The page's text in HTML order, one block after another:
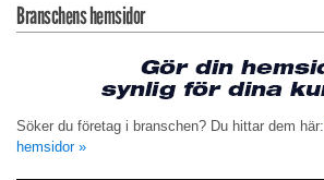
Branschens hemsidor
Söker du företag i branschen? Du hittar dem här:
hemsidor »